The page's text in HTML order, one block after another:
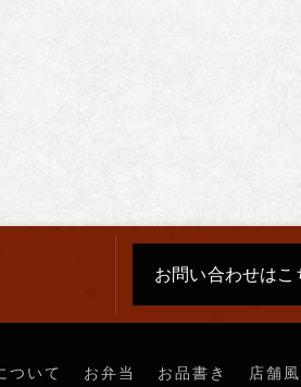
お問い合わせはこ
ついて お弁当 お品書き 店舗